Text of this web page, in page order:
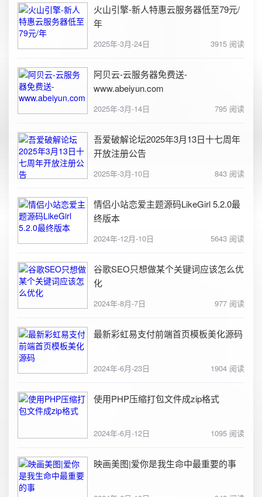
火山引擎-新人特惠云服务器低至79元/
年
2025年-3月-24日 3915 阅读
阿贝云-云服务器免费送-
www.abeiyun.com
2025年-3月-14日 795 阅读
吾爱破解论坛2025年3月13日十七周年
开放注册公告
2025年-3月-10日 843 阅读
情侣小站恋爱主题源码LikeGirl 5.2.0最
终版本
2024年-12月-10日 5643 阅读
谷歌SEO只想做某个关键词应该怎么优
化
2024年-8月-7日 977 阅读
最新彩虹易支付前端首页模板美化源码
2024年-6月-23日 1904 阅读
使用PHP压缩打包文件成zip格式
2024年-6月-12日 1095 阅读
映画美图|爱你是我生命中最重要的事